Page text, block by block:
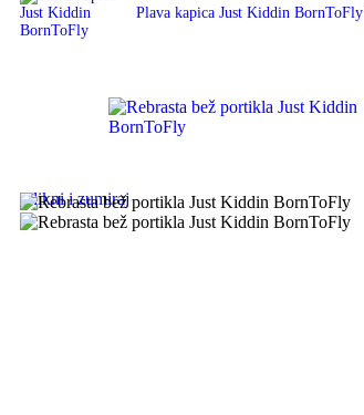
Plava kapica Just Kiddin BornToFly
Klikni i zumiraj